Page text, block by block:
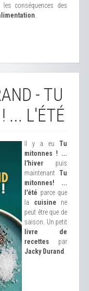
conséquences des
- TU
... L'ÉTÉ
Il y a eu Tu
mitonnes ! ...
l'hiver puis
maintenant Tu
mitonnes! ...
l'été parce que
la cuisine ne
peut être que de
saison. Un petit
livre de
recettes par
Jacky Durand